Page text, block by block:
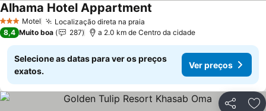
3 EstrelasMotel Localização direta na praia
Alhama Hotel Appartment
8,4 Muito boa 287 a 2.0 km de Centro da cidade
Selecione as datas para ver os preços
exatos.
Ver preços
Partilhar